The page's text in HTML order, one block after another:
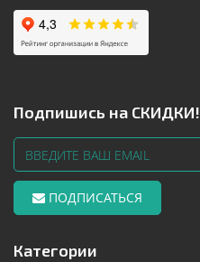
Подпишись на СКИДКИ!
ПОДПИСАТЬСЯ
Категории